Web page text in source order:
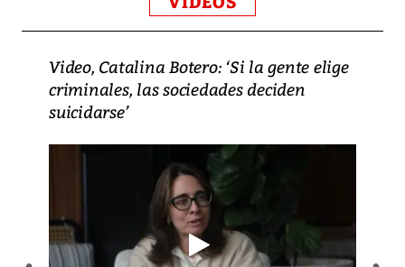
Video, Catalina Botero: ‘Si la gente elige
criminales, las sociedades deciden
suicidarse’